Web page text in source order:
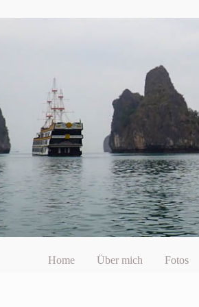
Home Über mich Fotos